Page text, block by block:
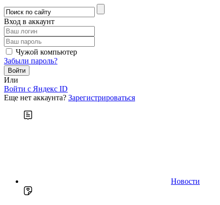
Вход в аккаунт
Чужой компьютер
Забыли пароль?
Или
Войти c Яндекс ID
Еще нет аккаунта? Зарегистрироваться
Новости